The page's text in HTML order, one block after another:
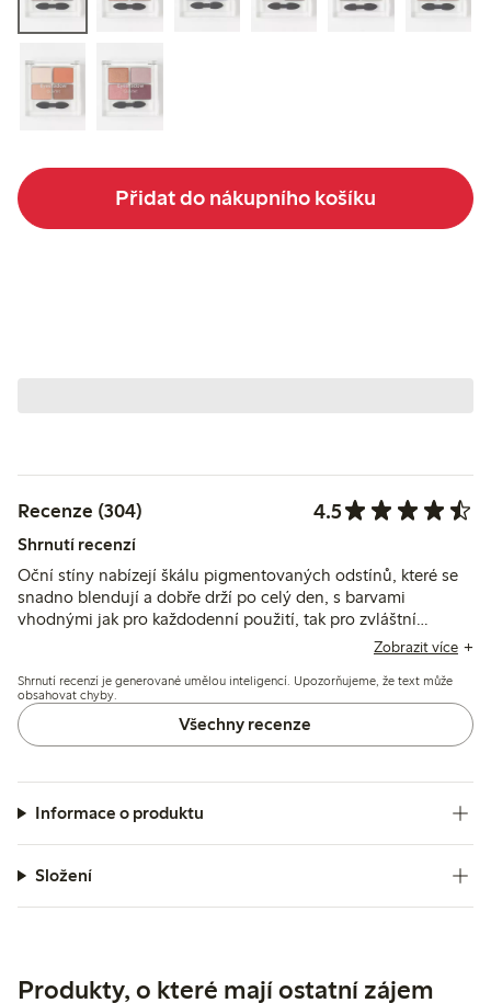
Přidat do nákupního košíku
Recenze (304) 4.5
Shrnutí recenzí
Oční stíny nabízejí škálu pigmentovaných odstínů, které se
snadno blendují a dobře drží po celý den, s barvami
vhodnými jak pro každodenní použití, tak pro zvláštní
příležitosti. Někteří uživatelé zmiňují mírné drobení,
ale celkově považují paletu za praktickou a univerzální.
Zobrazit více
Shrnutí recenzí je generované umělou inteligencí. Upozorňujeme, že text může
obsahovat chyby.
Všechny recenze
Informace o produktu
Složení
Produkty, o které mají ostatní zájem